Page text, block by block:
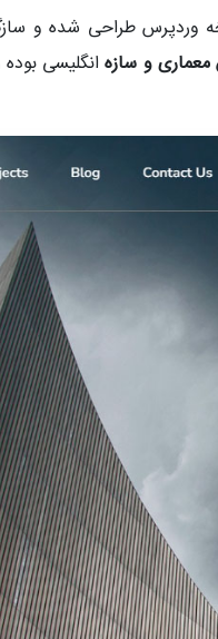
طراحی شده و
و سازهانگلیسی بوده